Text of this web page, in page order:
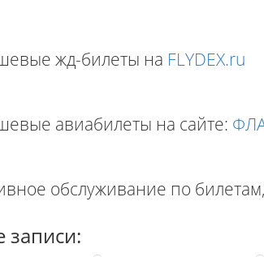
жд-билеты на FLYDEX.ru
авиабилеты на сайте:
обслуживание по